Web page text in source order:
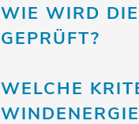
WIE WIRD
GEPRÜFT?
WELCHE